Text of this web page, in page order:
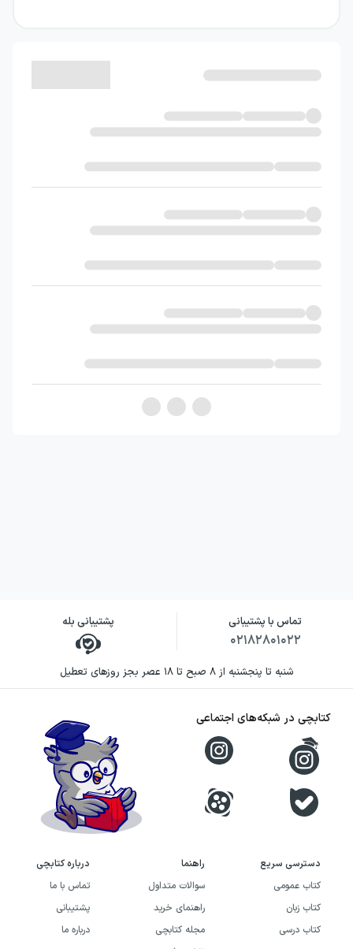
تماس با پشتیبانی
۰۲۱۸۲۸۰۱۰۲۲
پشتیبانی بله
شنبه تا پنجشنبه از ۸ صبح تا ۱۸ عصر بجز روزهای تعطیل
دسترسی سریع
کتاب عمومی
کتاب زبان
کتاب درسی
راهنما
سوالات متداول
راهنمای خرید
مجله کتابچی
درباره کتابچی
تماس با ما
پشتیبانی
درباره ما
کتابچی در شبکه‌های اجتماعی